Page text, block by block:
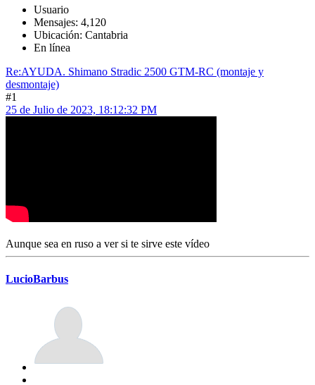
Usuario
Mensajes: 4,120
Ubicación: Cantabria
En línea
Re:AYUDA. Shimano Stradic 2500 GTM-RC (montaje y
desmontaje)
#1
25 de Julio de 2023, 18:12:32 PM
Aunque sea en ruso a ver si te sirve este vídeo
LucioBarbus